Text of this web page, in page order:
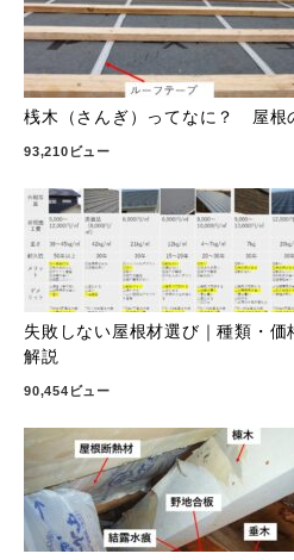
桟木（さんぎ）ってなに？ 屋根
93,210ビュー
失敗しない屋根材選び｜種類・
解説
90,454ビュー